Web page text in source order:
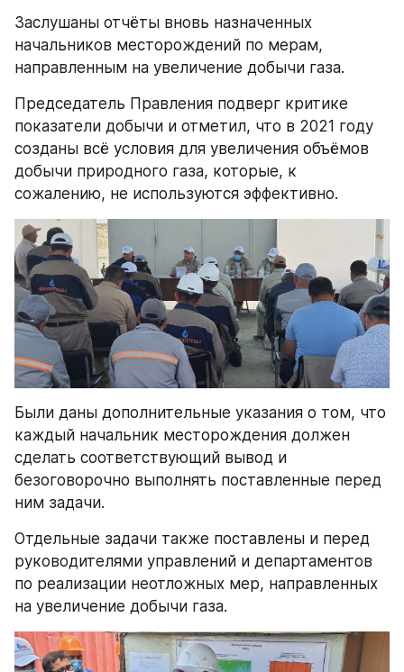
Заслушаны отчёты вновь назначенных
начальников месторождений по мерам,
направленным на увеличение добычи газа.
Председатель Правления подверг критике
показатели добычи и отметил, что в 2021 году
созданы всё условия для увеличения объёмов
добычи природного газа, которые, к
сожалению, не используются эффективно.
Были даны дополнительные указания о том, что
каждый начальник месторождения должен
сделать соответствующий вывод и
безоговорочно выполнять поставленные перед
ним задачи.
Отдельные задачи также поставлены и перед
руководителями управлений и департаментов
по реализации неотложных мер, направленных
на увеличение добычи газа.